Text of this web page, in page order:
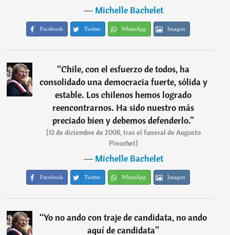
―Michelle Bachelet
Facebook Twitter WhatsApp Imagen
“Chile, con el esfuerzo de todos, ha
consolidado una democracia fuerte, sólida y
estable. Los chilenos hemos logrado
reencontrarnos. Ha sido nuestro más
preciado bien y debemos defenderlo.”
[13 de diciembre de 2006, tras el funeral de Augusto
Pinochet]
―Michelle Bachelet
Facebook Twitter WhatsApp Imagen
“Yo no ando con traje de candidata, no ando
aquí de candidata”